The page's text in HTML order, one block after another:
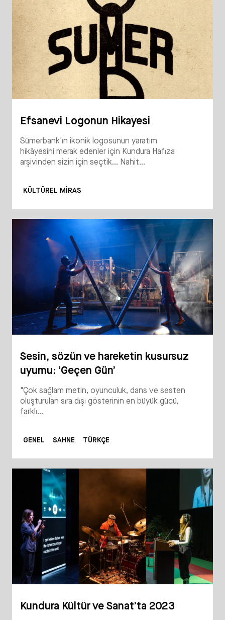
Efsanevi Logonun Hikayesi
Sümerbank'ın ikonik logosunun yaratım
hikâyesini merak edenler için Kundura Hafıza
arşivinden sizin için seçtik... Nahit...
KÜLTÜREL MIRAS
Sesin, sözün ve hareketin kusursuz
uyumu: ‘Geçen Gün’
"Çok sağlam metin, oyunculuk, dans ve sesten
oluşturulan sıra dışı gösterinin en büyük gücü,
farklı...
GENEL SAHNE TÜRKÇE
Kundura Kültür ve Sanat’ta 2023